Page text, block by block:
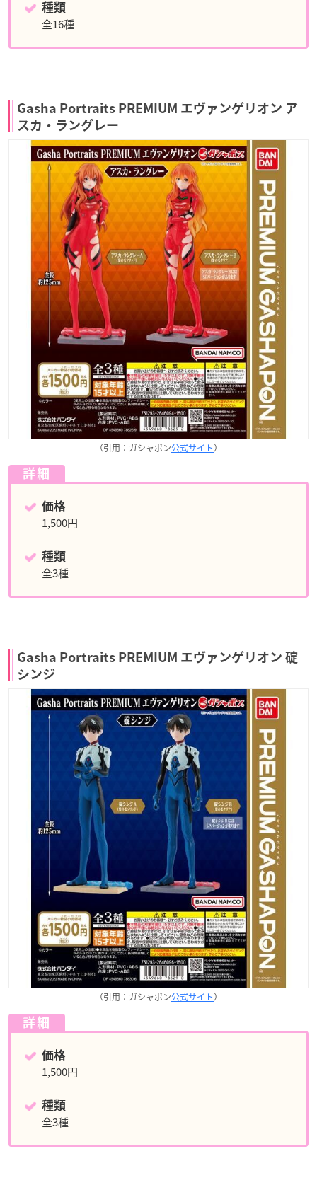
種類
全16種
Gasha Portraits PREMIUM エヴァンゲリオン ア
スカ・ラングレー
（引用：ガシャポン公式サイト）
詳細
価格
1,500円
種類
全3種
Gasha Portraits PREMIUM エヴァンゲリオン 碇
シンジ
（引用：ガシャポン公式サイト）
詳細
価格
1,500円
種類
全3種